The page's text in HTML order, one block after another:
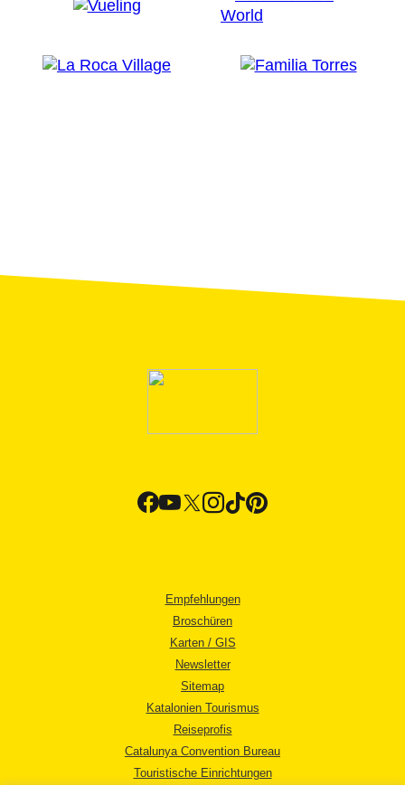
Empfehlungen
Broschüren
Karten / GIS
Newsletter
Sitemap
Katalonien Tourismus
Reiseprofis
Catalunya Convention Bureau
Touristische Einrichtungen